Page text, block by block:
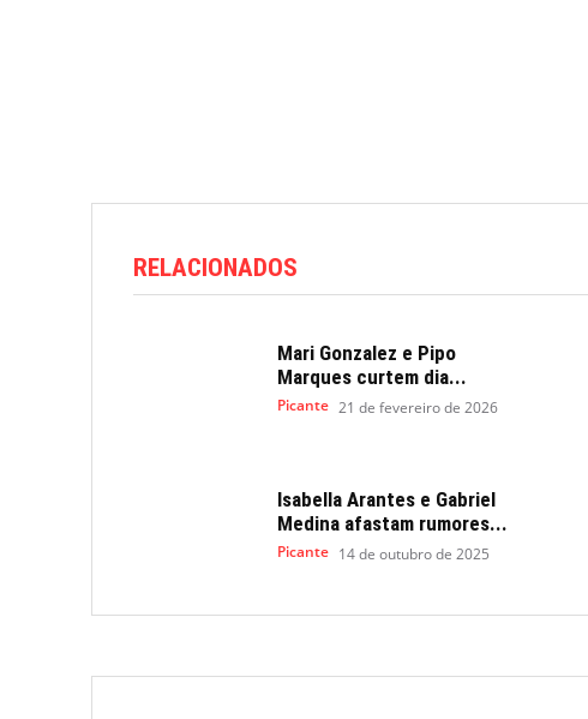
RELACIONADOS
Mari Gonzalez e Pipo
Marques curtem dia...
Picante 21 de fevereiro de 2026
Isabella Arantes e Gabriel
Medina afastam rumores...
Picante 14 de outubro de 2025